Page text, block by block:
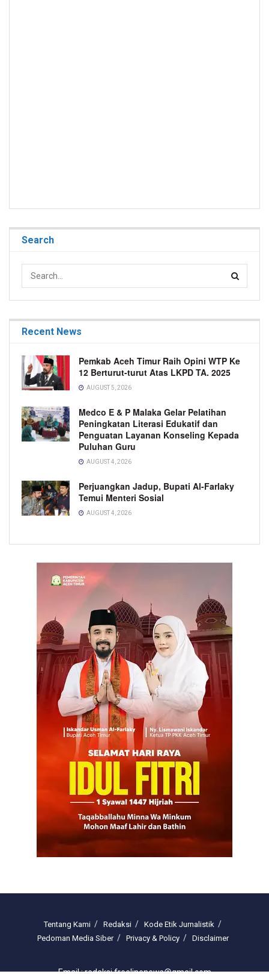
Search
Recent News
Pemkab Aceh Timur Raih Opini WTP Ke
12 Berturut-turut Atas LKPD TA. 2025
AUGUST 5, 2026
Medco E & P Malaka Gelar Pelatihan
Peningkatan Literasi Edukatif dan
Penguatan Layanan Konseling Kepada
Puluhan Guru
AUGUST 4, 2026
Perjuangkan Jadup, Bupati Al-Farlaky
Temui Menteri Sosial
AUGUST 4, 2026
Tentang Kami Redaksi
Kode Etik Jurnalistik
Pedoman Media Siber
Privacy & Policy Disclaimer